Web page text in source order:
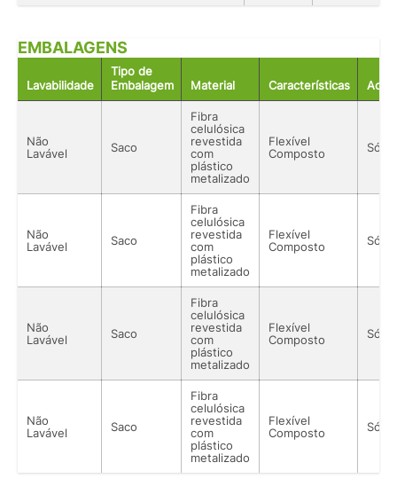
EMBALAGENS
Lavabilidade
Tipo de
Embalagem
Material Características
Não
Lavável
Saco
Fibra
celulósica
revestida
com
plástico
metalizado
Flexível
Composto
Não
Lavável
Saco
Fibra
celulósica
revestida
com
plástico
metalizado
Flexível
Composto
Não
Lavável
Saco
Fibra
celulósica
revestida
com
plástico
metalizado
Flexível
Composto
Não
Lavável
Saco
Fibra
celulósica
revestida
com
plástico
metalizado
Flexível
Composto